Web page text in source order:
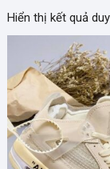
Hiển thị kết quả